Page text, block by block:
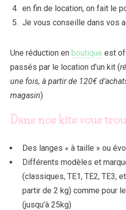
en fin de location, on fait le
Je vous conseille dans vos
Une réduction en boutique est
passés par le location d’un kit (
une fois, à partir de 120€
magasin)
Dans nos kits vous
Des langes « à taille » ou
Différents modèles et
(classiques, TE1, TE2, TE3,
partir de 2 kg) comme pour
(jusqu’à 25kg)